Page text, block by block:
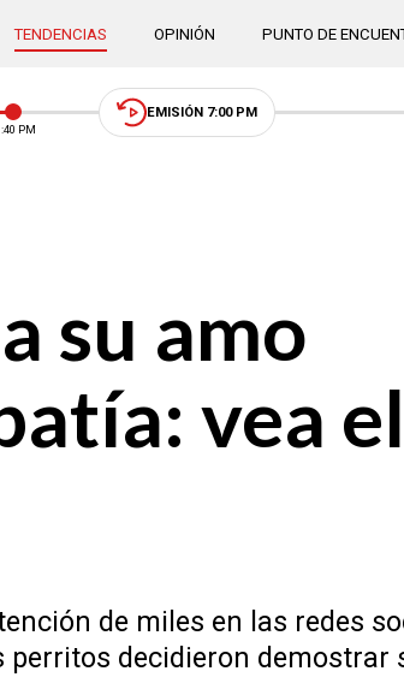
TENDENCIAS OPINIÓN PUNTO DE
PM
EMISIÓN 7:00 PM
su amo
vea el
de miles en las redes
decidieron demostrar